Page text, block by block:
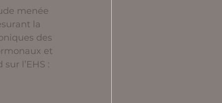
menée
la
des
et
l’EHS :